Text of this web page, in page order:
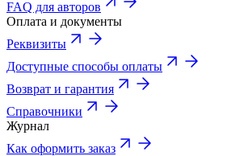
FAQ для авторов
Оплата и документы
Реквизиты
Доступные способы оплаты
Возврат и гарантия
Справочники
Журнал
Как оформить заказ